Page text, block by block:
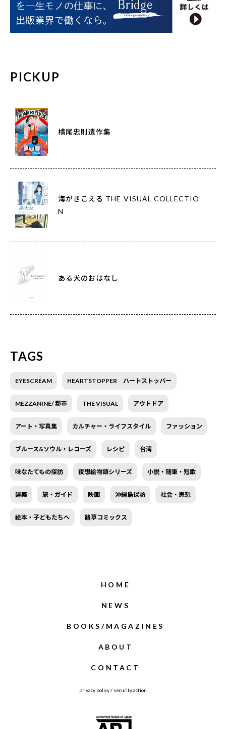
PICKUP
横尾忠則遺作集
海がきこえる THE VISUAL COLLECTIO
N
ある犬のおはなし
TAGS
EYESCREAM HEARTSTOPPER ハートストッパー
MEZZANINE/ 都市 THE VISUAL アウトドア
アート・写真集 カルチャー・ライフスタイル ファッション
ブルース&ソウル・レコーズ レシピ 台湾
味なたてもの探訪 夜想絵物語シリーズ 小説・随筆・短歌
建築 旅・ガイド 映画 沖縄島探訪 社会・思想
絵本・子どもたちへ 路草コミックス
HOME
NEWS
BOOKS/MAGAZINES
ABOUT
CONTACT
privacy policy/ security action